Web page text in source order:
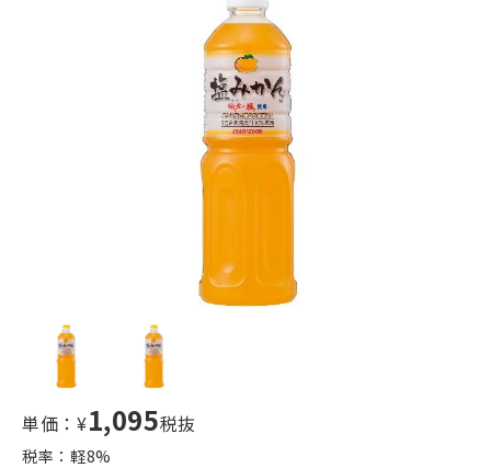
単価：¥1,095税抜
税率：軽8%